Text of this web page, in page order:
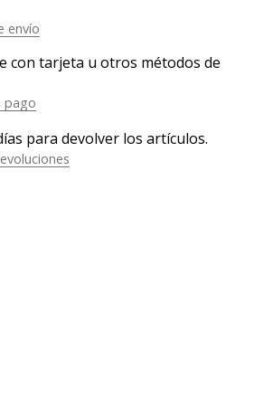
envío
con tarjeta u otros métodos de
pago
para devolver los artículos.